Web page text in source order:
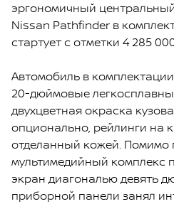
эргономичный
Nissan Pathfinder в
стартует с отметки 4 285
Автомобиль в
20-дюймовые
двухцветная окраска
опционально, рейлинги на
отделанный кожей. Помимо
мультимедийный комплекс
экран диагональю девять
приборной панели занял